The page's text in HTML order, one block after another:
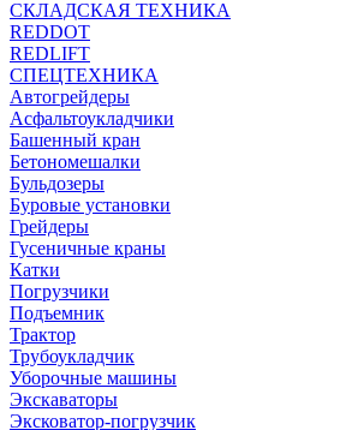
СКЛАДСКАЯ ТЕХНИКА
REDDOT
REDLIFT
СПЕЦТЕХНИКА
Автогрейдеры
Асфальтоукладчики
Башенный кран
Бетономешалки
Бульдозеры
Буровые установки
Грейдеры
Гусеничные краны
Катки
Погрузчики
Подъемник
Трактор
Трубоукладчик
Уборочные машины
Экскаваторы
Эксковатор-погрузчик